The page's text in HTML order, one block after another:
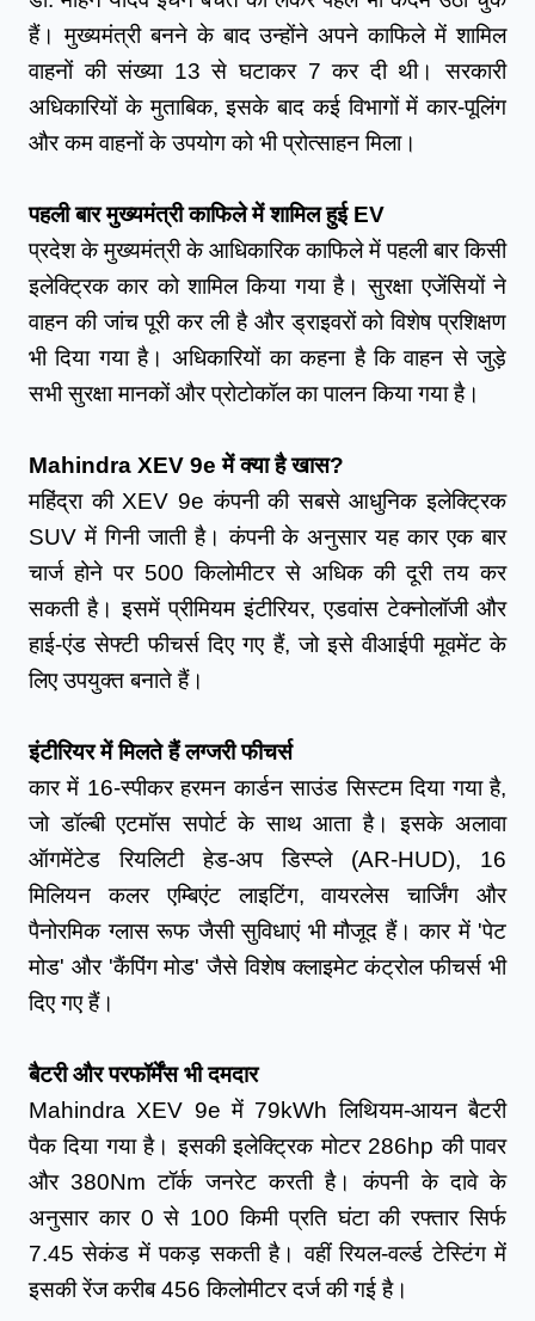
हैं। मुख्यमंत्री बनने के बाद उन्होंने अपने काफिले में शामिल
वाहनों की संख्या 13 से घटाकर 7 कर दी थी। सरकारी
अधिकारियों के मुताबिक, इसके बाद कई विभागों में कार-पूलिंग
और कम वाहनों के उपयोग को भी प्रोत्साहन मिला।
पहली बार मुख्यमंत्री काफिले में शामिल हुई EV
प्रदेश के मुख्यमंत्री के आधिकारिक काफिले में पहली बार किसी
इलेक्ट्रिक कार को शामिल किया गया है। सुरक्षा एजेंसियों ने
वाहन की जांच पूरी कर ली है और ड्राइवरों को विशेष प्रशिक्षण
भी दिया गया है। अधिकारियों का कहना है कि वाहन से जुड़े
सभी सुरक्षा मानकों और प्रोटोकॉल का पालन किया गया है।
Mahindra XEV 9e में क्या है खास?
महिंद्रा की XEV 9e कंपनी की सबसे आधुनिक इलेक्ट्रिक
SUV में गिनी जाती है। कंपनी के अनुसार यह कार एक बार
चार्ज होने पर 500 किलोमीटर से अधिक की दूरी तय कर
सकती है। इसमें प्रीमियम इंटीरियर, एडवांस टेक्नोलॉजी और
हाई-एंड सेफ्टी फीचर्स दिए गए हैं, जो इसे वीआईपी मूवमेंट के
लिए उपयुक्त बनाते हैं।
इंटीरियर में मिलते हैं लग्जरी फीचर्स
कार में 16-स्पीकर हरमन कार्डन साउंड सिस्टम दिया गया है,
जो डॉल्बी एटमॉस सपोर्ट के साथ आता है। इसके अलावा
ऑगमेंटेड रियलिटी हेड-अप डिस्प्ले (AR-HUD), 16
मिलियन कलर एम्बिएंट लाइटिंग, वायरलेस चार्जिंग और
पैनोरमिक ग्लास रूफ जैसी सुविधाएं भी मौजूद हैं। कार में 'पेट
मोड' और 'कैंपिंग मोड' जैसे विशेष क्लाइमेट कंट्रोल फीचर्स भी
दिए गए हैं।
बैटरी और परफॉर्मेंस भी दमदार
Mahindra XEV 9e में 79kWh लिथियम-आयन बैटरी
पैक दिया गया है। इसकी इलेक्ट्रिक मोटर 286hp की पावर
और 380Nm टॉर्क जनरेट करती है। कंपनी के दावे के
अनुसार कार 0 से 100 किमी प्रति घंटा की रफ्तार सिर्फ
7.45 सेकंड में पकड़ सकती है। वहीं रियल-वर्ल्ड टेस्टिंग में
इसकी रेंज करीब 456 किलोमीटर दर्ज की गई है।